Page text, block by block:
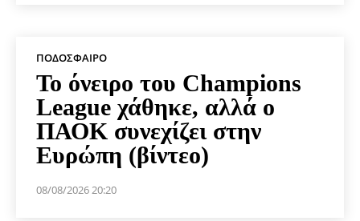
ΠΟΔΌΣΦΑΙΡΟ
Το όνειρο του Champions
League χάθηκε, αλλά ο
ΠΑΟΚ συνεχίζει στην
Ευρώπη (βίντεο)
08/08/2026 20:20